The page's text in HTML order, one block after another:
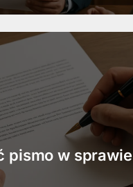
pismo w sprawie